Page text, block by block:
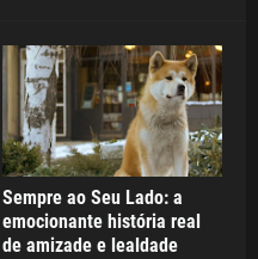
Sempre ao Seu Lado: a
emocionante história real
de amizade e lealdade